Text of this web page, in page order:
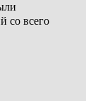
со всего